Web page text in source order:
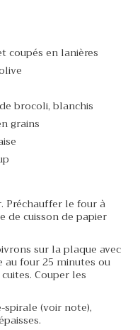
coupés en lanières
brocoli, blanchis
grains
Préchauffer le four à
de cuisson de papier
sur la plaque avec
au four 25 minutes ou
Couper les
spirale (voir note),